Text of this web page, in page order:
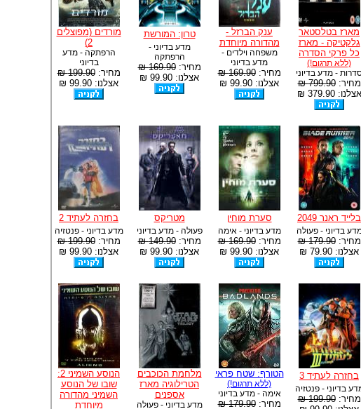
מארז בטלסטאר
גלקטיקה - מארז
כל פרקי הסדרה
(ללא תרגום!)
- מדע בדיוני
מחיר:799.90 ₪
אצלנו: 379.90 ₪
ענק הברזל -
מהדורה מיוחדת
משפחה וילדים -
מדע בדיוני
מחיר:169.90 ₪
אצלנו: 99.90 ₪
טרון: המורשת
מדע בדיוני -
הרפתקה
מחיר:169.90 ₪
אצלנו: 99.90 ₪
מורדים (מפוצלים
2)
הרפתקה - מדע
בדיוני
מחיר:199.90 ₪
אצלנו: 99.90 ₪
בלייד ראנר 2049
בדיוני - פעולה
מחיר:179.90 ₪
אצלנו: 79.90 ₪
סערת מוחין
מדע בדיוני - אימה
מחיר:169.90 ₪
אצלנו: 99.90 ₪
מטריקס
פעולה - מדע בדיוני
מחיר:149.90 ₪
אצלנו: 99.90 ₪
בחזרה לעתיד 2
מדע בדיוני - פנטזיה
מחיר:199.90 ₪
אצלנו: 99.90 ₪
בחזרה לעתיד 3
בדיוני - פנטזיה
מחיר:199.90 ₪
הטורף: שטח פראי
(ללא תרגום!)
אימה - מדע בדיוני
מחיר:179.90 ₪
מלחמת הכוכבים
הטרילוגיה מארז
אספנים
מדע בדיוני - פעולה
הנוסע השמיני 2:
שובו של הנוסע
השמיני מהדורה
מיוחדת